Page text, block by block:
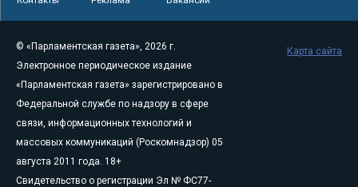
© «Парламентская газета», 2026 г.
Электронное периодическое издание
«Парламентская газета» зарегистрировано в
Федеральной службе по надзору в сфере
связи, информационных технологий и
массовых коммуникаций (Роскомнадзор) 05
августа 2011 года. 18+
Свидетельство о регистрации Эл № ФС77-
Карта сайта